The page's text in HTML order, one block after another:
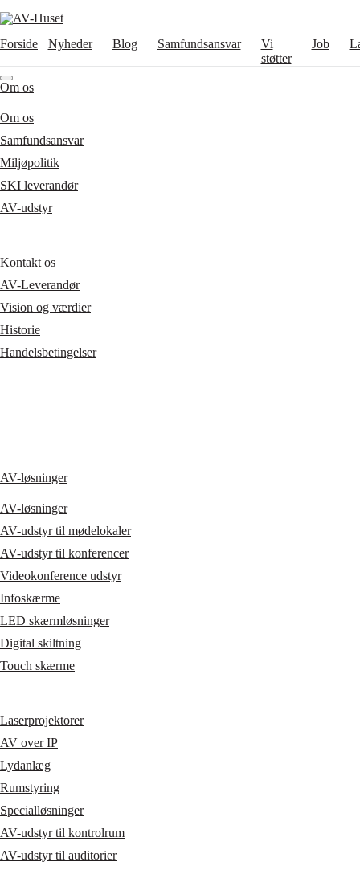
Forside Nyheder Blog Samfundsansvar
Vi
støtter
Job
Om os
Om os
Samfundsansvar
Miljøpolitik
SKI leverandør
AV-udstyr
Kontakt os
AV-Leverandør
Vision og værdier
Historie
Handelsbetingelser
AV-løsninger
AV-løsninger
AV-udstyr til mødelokaler
AV-udstyr til konferencer
Videokonference udstyr
Infoskærme
LED skærmløsninger
Digital skiltning
Touch skærme
Laserprojektorer
AV over IP
Lydanlæg
Rumstyring
Specialløsninger
AV-udstyr til kontrolrum
AV-udstyr til auditorier